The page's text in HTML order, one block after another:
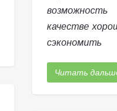
качестве
сэкономить
Читать